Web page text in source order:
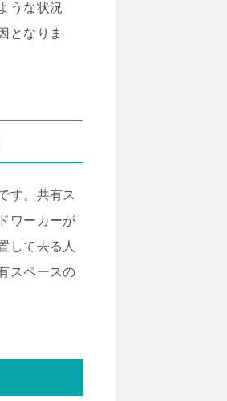
うな状況
となりま
す。共有ス
ワーカーが
して去る人
スペースの